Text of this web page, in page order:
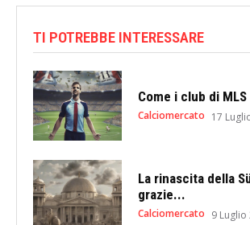
TI POTREBBE INTERESSARE
Come i club di
Calciomercato 17
La rinascita della
grazie...
Calciomercato 9 Luglio